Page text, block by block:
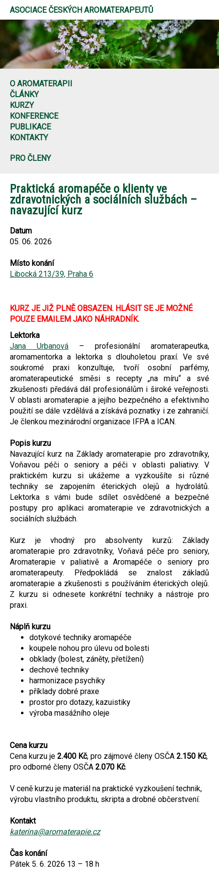
ASOCIACE ČESKÝCH AROMATERAPEUTŮ
O AROMATERAPII
ČLÁNKY
KURZY
KONFERENCE
PUBLIKACE
KONTAKTY
PRO ČLENY
Praktická aromapéče o klienty ve
zdravotnických a sociálních službách –
navazující kurz
Datum
05. 06. 2026
Místo konání
Libocká 213/39, Praha 6
KURZ JE JIŽ PLNĚ OBSAZEN. HLÁSIT SE JE MOŽNÉ
POUZE EMAILEM JAKO NÁHRADNÍK.
Lektorka
Jana Urbanová – profesionální aromaterapeutka,
aromamentorka a lektorka s dlouholetou praxí. Ve své
soukromé praxi konzultuje, tvoří osobní parfémy,
aromaterapeutické směsi s recepty „na míru“ a své
zkušenosti předává dál profesionálům i široké veřejnosti.
V oblasti aromaterapie a jejího bezpečného a efektivního
použití se dále vzdělává a získává poznatky i ze zahraničí.
Je členkou mezinárodní organizace IFPA a ICAN.
Popis kurzu
Navazující kurz na Základy aromaterapie pro zdravotníky,
Voňavou péči o seniory a péči v oblasti paliativy. V
praktickém kurzu si ukážeme a vyzkoušíte si různé
techniky se zapojením éterických olejů a hydrolátů.
Lektorka s vámi bude sdílet osvědčené a bezpečné
postupy pro aplikaci aromaterapie ve zdravotnických a
sociálních službách.
Kurz je vhodný pro absolventy kurzů: Základy
aromaterapie pro zdravotníky, Voňavá péče pro seniory,
Aromaterapie v paliativě a Aromapéče o seniory pro
aromaterapeuty. Předpokládá se znalost základů
aromaterapie a zkušenosti s používáním éterických olejů.
Z kurzu si odnesete konkrétní techniky a nástroje pro
praxi.
Náplň kurzu
dotykové techniky aromapéče
koupele nohou pro úlevu od bolesti
obklady (bolest, záněty, přetížení)
dechové techniky
harmonizace psychiky
příklady dobré praxe
prostor pro dotazy, kazuistiky
výroba masážního oleje
Cena kurzu
Cena kurzu je 2.400 Kč, pro zájmové členy OSČA 2.150 Kč,
pro odborné členy OSČA 2.070 Kč.
V ceně kurzu je materiál na praktické vyzkoušení technik,
výrobu vlastního produktu, skripta a drobné občerstvení.
Kontakt
katerina@aromaterapie.cz
Čas konání
Pátek 5. 6. 2026 13 – 18 h